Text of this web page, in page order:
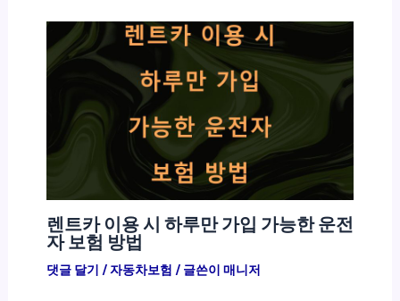
렌트카 이용 시 하루만 가입 가능한 운전
자 보험 방법
댓글 달기 /자동차보험 / 글쓴이 매니저